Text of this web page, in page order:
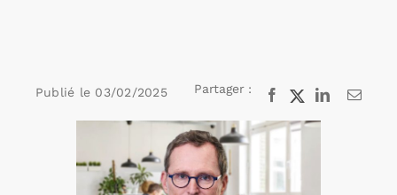
Annonces emploi
Publié le 03/02/2025 Partager : Facebook
X LinkedInEmail